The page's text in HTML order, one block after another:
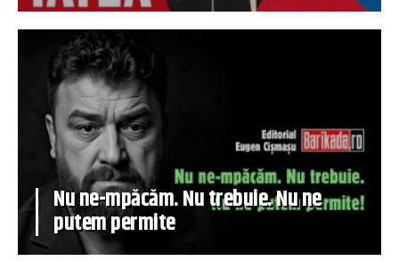
Nu ne-mpăcăm. Nu trebuie. Nu ne
putem permite